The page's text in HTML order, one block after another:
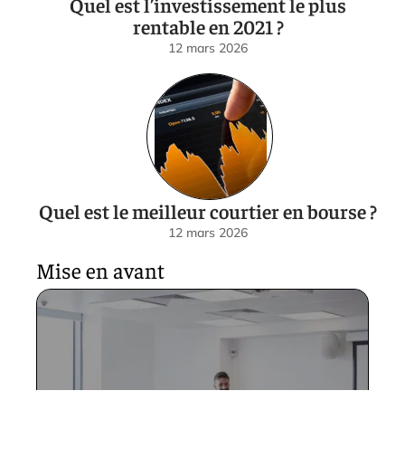
rentable en 2021 ?
12 mars 2026
Quel est le meilleur courtier en bourse ?
12 mars 2026
Mise en avant
S’exprimer en public : ce que